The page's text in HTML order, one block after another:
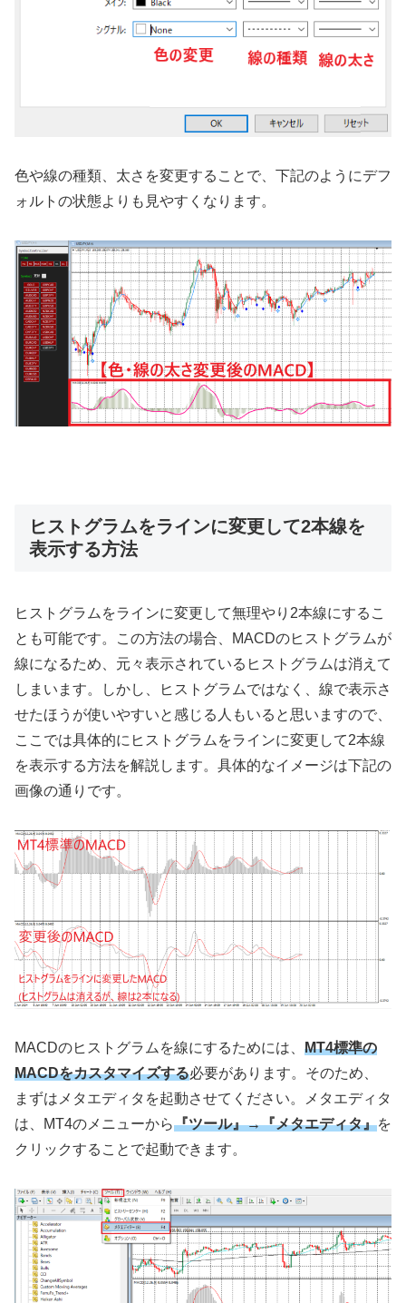
色や線の種類、太さを変更することで、下記のようにデフ
ォルトの状態よりも見やすくなります。
ヒストグラムをラインに変更して2本線を
表示する方法
ヒストグラムをラインに変更して無理やり 2本線にするこ
とも可能です。この方法の場合、
MACDのヒストグラムが
線になるため、元々表示されているヒストグラムは消えて
しまいます。しかし、ヒストグラムではなく、線で表示さ
せたほうが使いやすいと感じる人もいると思いますので、
ここでは具体的にヒストグラムをラインに変更して2本線
を表示する方法を解説します。具体的なイメージは下記の
画像の通りです。
MACDのヒストグラムを線にするためには、 MT4標準の
MACDをカスタマイズする必要があります。そのため、
まずはメタエディタを起動させてください。メタエディタ
は、
MT4のメニューから『ツール』→『メタエディタ』を
クリックすることで起動できます。